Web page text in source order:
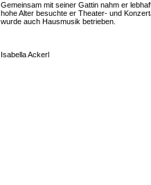
Gemeinsam mit seiner Gattin nahm er
hohe Alter besuchte er Theater- und
wurde auch Hausmusik betrieben.
Isabella Ackerl